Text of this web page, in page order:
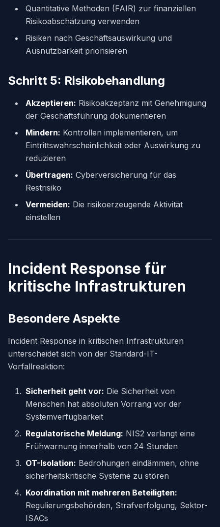
Quantitative Methoden (FAIR) zur finanziellen
Risikoabschätzung verwenden
Risiken nach Geschäftsauswirkung und
Ausnutzbarkeit priorisieren
Schritt 5: Risikobehandlung
Akzeptieren: Risikoakzeptanz mit Genehmigung
der Geschäftsführung dokumentieren
Mindern: Kontrollen implementieren, um
Eintrittswahrscheinlichkeit oder Auswirkung zu
reduzieren
Übertragen: Cyberversicherung für das
Restrisiko
Vermeiden: Die risikoerzeugende Aktivität
einstellen
Incident Response für
kritische Infrastrukturen
Besondere Aspekte
Incident Response in kritischen Infrastrukturen
unterscheidet sich von der Standard-IT-
Vorfallreaktion:
Sicherheit geht vor: Die Sicherheit von
Menschen hat absoluten Vorrang vor der
Systemverfügbarkeit
Regulatorische Meldung: NIS2 verlangt eine
Frühwarnung innerhalb von 24 Stunden
OT-Isolation: Bedrohungen eindämmen, ohne
sicherheitskritische Systeme zu stören
Koordination mit mehreren Beteiligten:
Regulierungsbehörden, Strafverfolgung, Sektor-
ISACs